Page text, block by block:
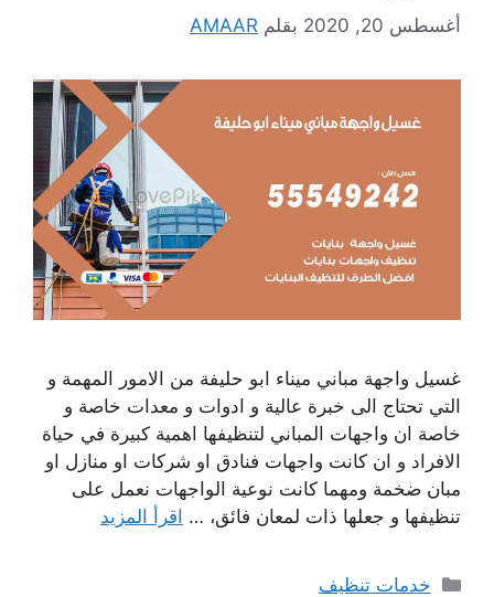
أغسطس 20, 2020 بقلم AMAAR
غسيل واجهة مباني ميناء ابو حليفة من الامور المهمة و
التي تحتاج الى خبرة عالية و ادوات و معدات خاصة و
خاصة ان واجهات المباني لتنظيفها اهمية كبيرة في حياة
الافراد و ان كانت واجهات فنادق او شركات او منازل او
مبان ضخمة ومهما كانت نوعية الواجهات نعمل على
تنظيفها و جعلها ذات لمعان فائق، … اقرأ المزيد
التصنيفات
خدمات تنظيف